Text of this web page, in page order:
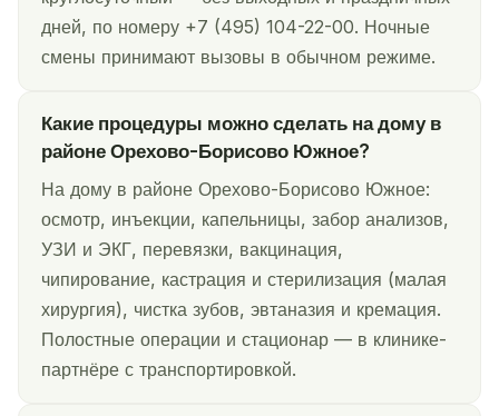
дней, по номеру +7 (495) 104-22-00. Ночные
смены принимают вызовы в обычном режиме.
Какие процедуры можно сделать на дому в
районе Орехово-Борисово Южное?
На дому в районе Орехово-Борисово Южное:
осмотр, инъекции, капельницы, забор анализов,
УЗИ и ЭКГ, перевязки, вакцинация,
чипирование, кастрация и стерилизация (малая
хирургия), чистка зубов, эвтаназия и кремация.
Полостные операции и стационар — в клинике-
партнёре с транспортировкой.